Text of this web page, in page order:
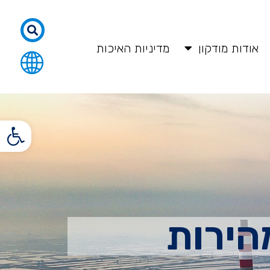
פתח
אודות מודקון מדיניות האיכות